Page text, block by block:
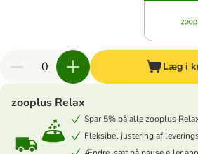
Læg i
zooplus Relax
Spar 5% på alle zooplus
Fleksibel justering af